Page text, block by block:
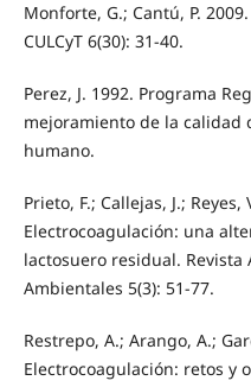
Monforte, G.; Cantú, P.
CULCyT 6(30): 31-40.
Perez, J. 1992. Programa
mejoramiento de la calidad
humano.
Prieto, F.; Callejas, J.;
Electrocoagulación: una
lactosuero residual. Revista
Ambientales 5(3): 51-77.
Restrepo, A.; Arango, A.;
Electrocoagulación: retos y